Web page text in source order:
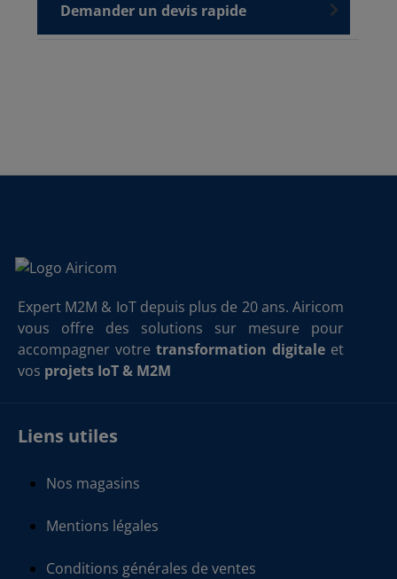
Demander un devis rapide
Expert M2M & IoT depuis plus de 20 ans. Airicom
vous offre des solutions sur mesure pour
accompagner votre transformation digitale et
vos projets IoT & M2M
Liens utiles
Nos magasins
Mentions légales
Conditions générales de ventes